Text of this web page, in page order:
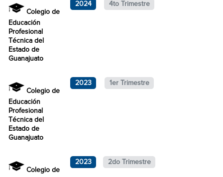
Colegio de
Educación
Profesional
Técnica del
Estado de
Guanajuato
2024 4to Trimestre
Colegio de
Educación
Profesional
Técnica del
Estado de
Guanajuato
2023 1er Trimestre
Colegio de
2023 2do Trimestre